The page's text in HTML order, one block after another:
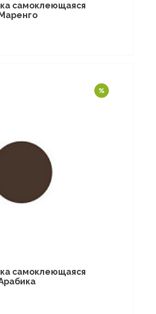
самоклеющаяся
самоклеющаяся